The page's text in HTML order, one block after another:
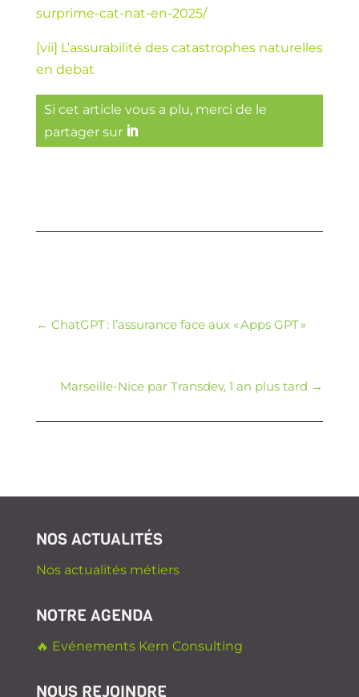
surprime-cat-nat-en-2025/
[vii] L’assurabilité des catastrophes naturelles
en debat
Si cet article vous a plu, merci de le
partager sur
← ChatGPT : l’assurance face aux « Apps GPT »
Marseille-Nice par Transdev, 1 an plus tard →
NOS ACTUALITÉS
Nos actualités métiers
NOTRE AGENDA
🔥 Evénements Kern Consulting
NOUS REJOINDRE